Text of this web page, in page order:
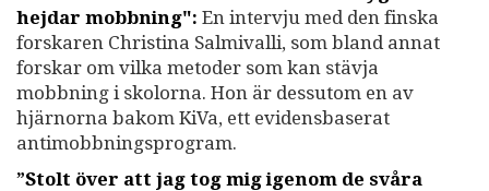
hejdar mobbning": En intervju med den finska
forskaren Christina Salmivalli, som bland annat
forskar om vilka metoder som kan stävja
mobbning i skolorna. Hon är dessutom en av
hjärnorna bakom KiVa, ett evidensbaserat
antimobbningsprogram.
”Stolt över att jag tog mig igenom de svåra